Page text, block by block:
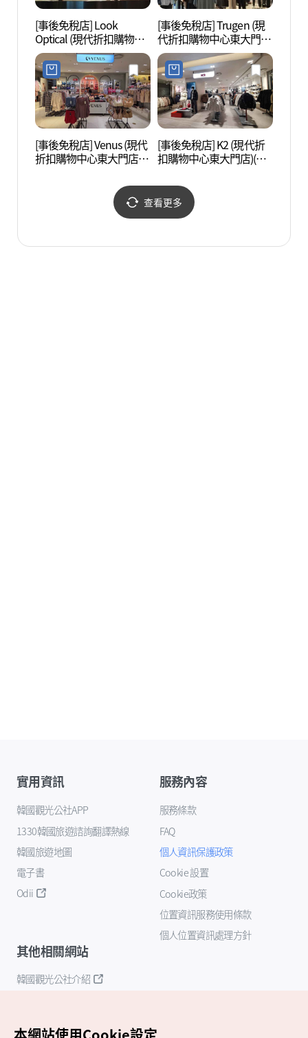
[事後免稅店] Look
Optical (現代折扣購物中
心東大門店)(룩옵티컬 현
대아울렛 동대문점)
[事後免稅店] Trugen (現
代折扣購物中心東大門
店)(트루젠 현대아울렛 동
대문점)
[事後免稅店] Venus (現代
折扣購物中心東大門店)
[事後免稅店] K2 (現代折
扣購物中心東大門店)(K2
查看更多
實用資訊
韓國觀光公社APP
1330韓國旅遊諮詢翻譯熱線
韓國旅遊地圖
電子書
Odii
服務內容
服務條款
FAQ
個人資訊保護政策
Cookie 設置
Cookie政策
位置資訊服務使用條款
個人位置資訊處理方針
其他相關網站
韓國觀光公社介紹